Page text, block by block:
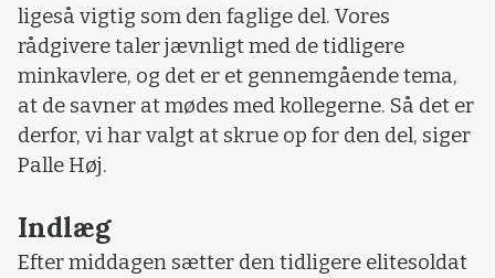
ligeså vigtig som den faglige del. Vores
rådgivere taler jævnligt med de tidligere
minkavlere, og det er et gennemgående tema,
at de savner at mødes med kollegerne. Så det er
derfor, vi har valgt at skrue op for den del, siger
Palle Høj.
Indlæg
Efter middagen sætter den tidligere elitesoldat